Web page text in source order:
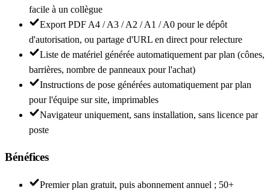
facile à un collègue
Export PDF A4 / A3 / A2 / A1 / A0 pour le dépôt
d'autorisation, ou partage d'URL en direct pour relecture
Liste de matériel générée automatiquement par plan (cônes,
barrières, nombre de panneaux pour l'achat)
Instructions de pose générées automatiquement par plan
pour l'équipe sur site, imprimables
Navigateur uniquement, sans installation, sans licence par
poste
Bénéfices
Premier plan gratuit, puis abonnement annuel ; 50+